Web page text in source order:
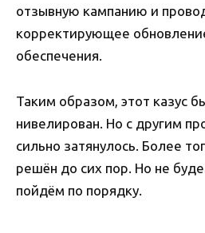
отзывную кампанию и
корректирующее
обеспечения.
Таким образом, этот казус
нивелирован. Но с другим
сильно затянулось. Более
решён до сих пор. Но не
пойдём по порядку.